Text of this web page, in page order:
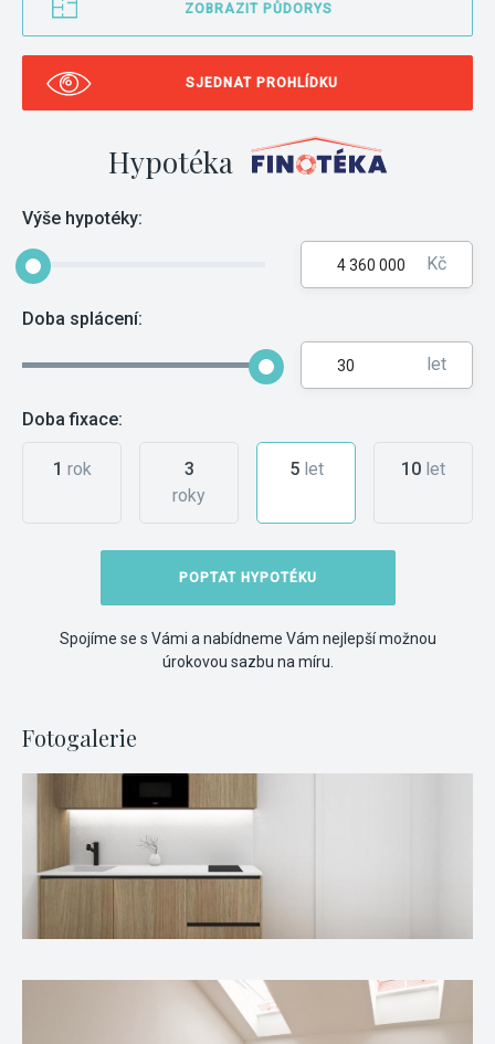
ZOBRAZIT PŮDORYS
SJEDNAT PROHLÍDKU
Hypotéka
Výše hypotéky:
Kč
Doba splácení:
let
Doba fixace:
1 rok
3
roky
5let 10 let
POPTAT HYPOTÉKU
Spojíme se s Vámi a nabídneme Vám nejlepší možnou
úrokovou sazbu na míru.
Fotogalerie